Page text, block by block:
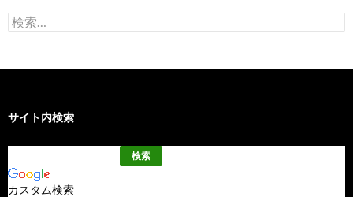
検
索:
サイト内検索
カスタム検索